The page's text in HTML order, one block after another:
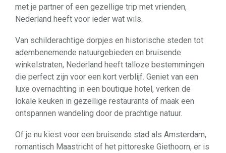
met je partner of een gezellige trip met vrienden,
Nederland heeft voor ieder wat wils.
Van schilderachtige dorpjes en historische steden tot
adembenemende natuurgebieden en bruisende
winkelstraten, Nederland heeft talloze bestemmingen
die perfect zijn voor een kort verblijf. Geniet van een
luxe overnachting in een boutique hotel, verken de
lokale keuken in gezellige restaurants of maak een
ontspannen wandeling door de prachtige natuur.
Of je nu kiest voor een bruisende stad als Amsterdam,
romantisch Maastricht of het pittoreske Giethoorn, er is